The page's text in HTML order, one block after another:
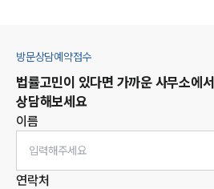
방문상담예약접수
법률고민이 있다면 가까운 사무소에서
상담해보세요
이름
연락처